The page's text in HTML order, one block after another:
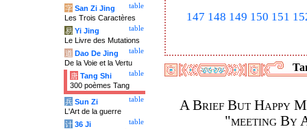
147 148 149 150 151
A Brief But Happy
"meeting By
table
字 San Zi Jing
Les Trois Caractères
table
易 Yi Jing
Le Livre des Mutations
table
道 Dao De Jing
De la Voie et la Vertu
table
唐 Tang Shi
300 poèmes Tang
table
兵 Sun Zi
L'Art de la guerre
table
计 36 Ji